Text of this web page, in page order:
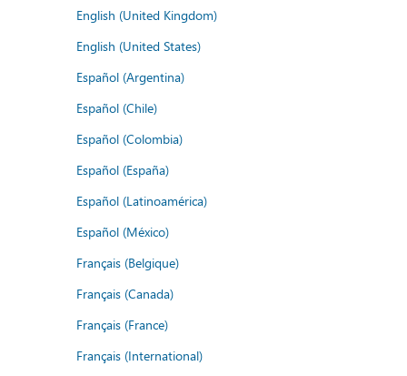
English (United Kingdom)
English (United States)
Español (Argentina)
Español (Chile)
Español (Colombia)
Español (España)
Español (Latinoamérica)
Español (México)
Français (Belgique)
Français (Canada)
Français (France)
Français (International)